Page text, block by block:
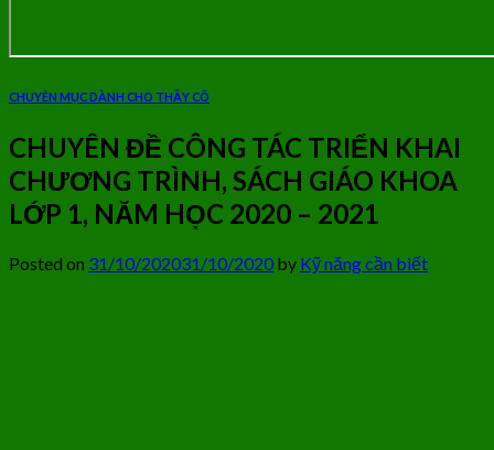
CHUYÊN MỤC DÀNH CHO THẦY CÔ
CHUYÊN ĐỀ CÔNG TÁC TRIỂN KHAI
CHƯƠNG TRÌNH, SÁCH GIÁO KHOA
LỚP 1, NĂM HỌC 2020 – 2021
Posted on 31/10/202031/10/2020by Kỹ năng cần biết